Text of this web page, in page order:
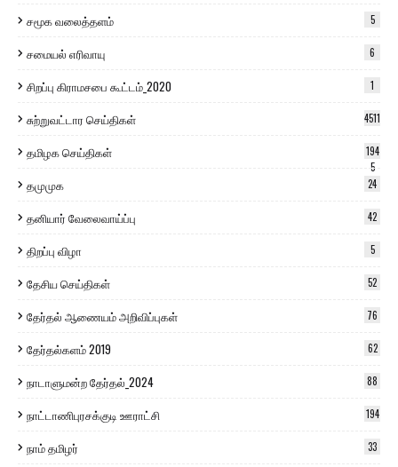
சமூக வலைத்தளம் 5
சமையல் எரிவாயு 6
சிறப்பு கிராமசபை கூட்டம்_2020 1
சுற்றுவட்டார செய்திகள் 4511
தமிழக செய்திகள்
194
5
தமுமுக 24
தனியார் வேலைவாய்ப்பு 42
திறப்பு விழா 5
தேசிய செய்திகள் 52
தேர்தல் ஆணையம் அறிவிப்புகள் 76
தேர்தல்களம் 2019 62
நாடாளுமன்ற தேர்தல்_2024 88
நாட்டாணிபுரசக்குடி ஊராட்சி 194
நாம் தமிழர் 33